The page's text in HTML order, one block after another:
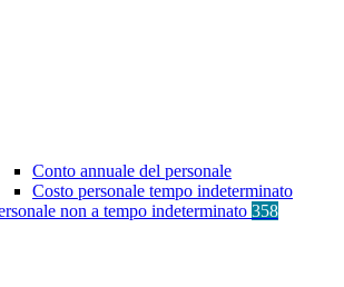
Conto annuale del personale
Costo personale tempo indeterminato
non a tempo indeterminato 358